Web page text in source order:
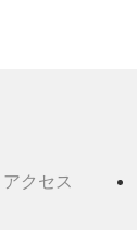
アクセス